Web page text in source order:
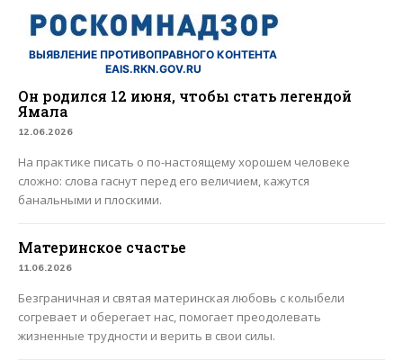
ВЫЯВЛЕНИЕ ПРОТИВОПРАВНОГО КОНТЕНТА
EAIS.RKN.GOV.RU
Он родился 12 июня, чтобы стать легендой
Ямала
12.06.2026
На практике писать о по-настоящему хорошем человеке
сложно: слова гаснут перед его величием, кажутся
банальными и плоскими.
Материнское счастье
11.06.2026
Безграничная и святая материнская любовь с колыбели
согревает и оберегает нас, помогает преодолевать
жизненные трудности и верить в свои силы.